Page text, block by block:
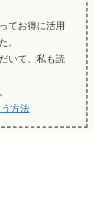
てお得に活用
。
いて、私も読
方法